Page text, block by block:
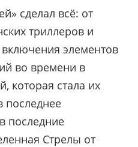
сделал всё: от
триллеров и
элементов
во времени в
которая стала их
последнее
последние
Стрелы от